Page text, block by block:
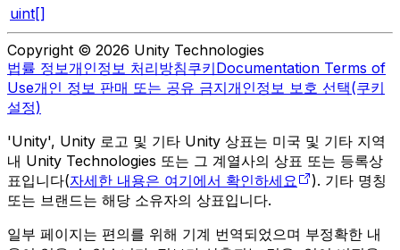
uint[]
Copyright © 2026 Unity Technologies
법률 정보개인정보 처리방침쿠키Documentation Terms of
Use개인 정보 판매 또는 공유 금지개인정보 보호 선택(쿠키
설정)
'Unity', Unity 로고 및 기타 Unity 상표는 미국 및 기타 지역
내 Unity Technologies 또는 그 계열사의 상표 또는 등록상
표입니다(자세한 내용은 여기에서 확인하세요
). 기타 명칭
또는 브랜드는 해당 소유자의 상표입니다.
일부 페이지는 편의를 위해 기계 번역되었으며 부정확한 내